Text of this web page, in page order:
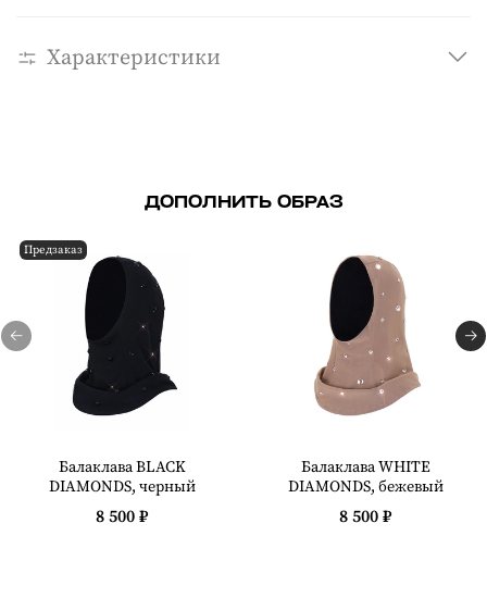
Характеристики
ДОПОЛНИТЬ ОБРАЗ
Предзаказ
Балаклава BLACK
DIAMONDS, черный
8 500 ₽
Балаклава WHITE
DIAMONDS, бежевый
8 500 ₽